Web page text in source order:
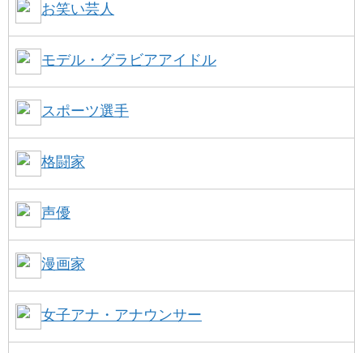
お笑い芸人
モデル・グラビアアイドル
スポーツ選手
格闘家
声優
漫画家
女子アナ・アナウンサー